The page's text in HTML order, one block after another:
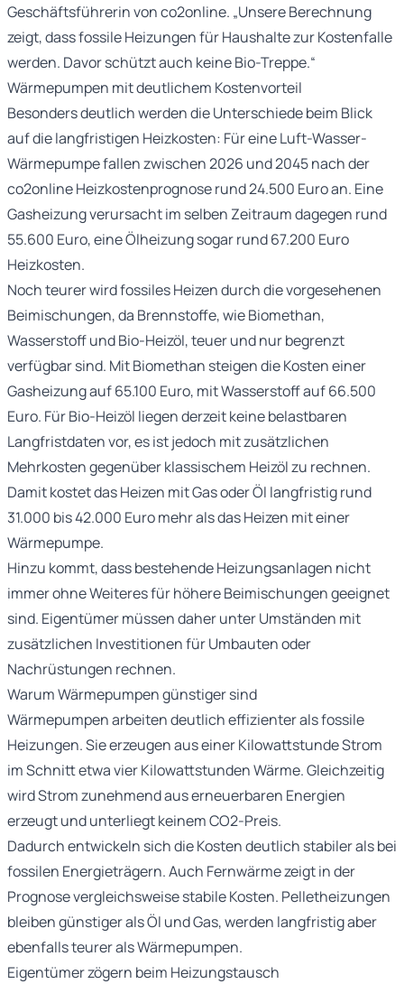
Geschäftsführerin von co2online. „Unsere Berechnung
zeigt, dass fossile Heizungen für Haushalte zur Kostenfalle
werden. Davor schützt auch keine Bio-Treppe.“
Wärmepumpen mit deutlichem Kostenvorteil
Besonders deutlich werden die Unterschiede beim Blick
auf die langfristigen Heizkosten: Für eine Luft-Wasser-
Wärmepumpe fallen zwischen 2026 und 2045 nach der
co2online Heizkostenprognose rund 24.500 Euro an. Eine
Gasheizung verursacht im selben Zeitraum dagegen rund
55.600 Euro, eine Ölheizung sogar rund 67.200 Euro
Heizkosten.
Noch teurer wird fossiles Heizen durch die vorgesehenen
Beimischungen, da Brennstoffe, wie Biomethan,
Wasserstoff und Bio-Heizöl, teuer und nur begrenzt
verfügbar sind. Mit Biomethan steigen die Kosten einer
Gasheizung auf 65.100 Euro, mit Wasserstoff auf 66.500
Euro. Für Bio-Heizöl liegen derzeit keine belastbaren
Langfristdaten vor, es ist jedoch mit zusätzlichen
Mehrkosten gegenüber klassischem Heizöl zu rechnen.
Damit kostet das Heizen mit Gas oder Öl langfristig rund
31.000 bis 42.000 Euro mehr als das Heizen mit einer
Wärmepumpe.
Hinzu kommt, dass bestehende Heizungsanlagen nicht
immer ohne Weiteres für höhere Beimischungen geeignet
sind. Eigentümer müssen daher unter Umständen mit
zusätzlichen Investitionen für Umbauten oder
Nachrüstungen rechnen.
Warum Wärmepumpen günstiger sind
Wärmepumpen arbeiten deutlich effizienter als fossile
Heizungen. Sie erzeugen aus einer Kilowattstunde Strom
im Schnitt etwa vier Kilowattstunden Wärme. Gleichzeitig
wird Strom zunehmend aus erneuerbaren Energien
erzeugt und unterliegt keinem CO2-Preis.
Dadurch entwickeln sich die Kosten deutlich stabiler als bei
fossilen Energieträgern. Auch Fernwärme zeigt in der
Prognose vergleichsweise stabile Kosten. Pelletheizungen
bleiben günstiger als Öl und Gas, werden langfristig aber
ebenfalls teurer als Wärmepumpen.
Eigentümer zögern beim Heizungstausch